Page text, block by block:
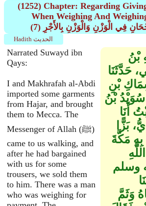
(1252) Chapter: Regarding
When Weighing And
فِي الْوَزْنِ وَالْوَزْنِ بِالأَجْرِ
Hadith الحديث
Narrated Suwayd ibn
Qays:
I and Makhrafah al-Abdi
imported some garments
from Hajar, and brought
them to Mecca. The
Messenger of Allah (ﷺ)
came to us walking, and
after he had bargained
with us for some
trousers, we sold them
to him. There was a man
who was weighing for
بْنُ
حَدَّثَنَا
بْنِ
بْنُ
أَنَا
بَزًّا
بِهِ مَكَّةَ
وسلم
وَثَمَّ